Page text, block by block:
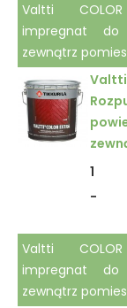
Valtti COLOR
impregnat do
zewnątrz
1
-
Valtti COLOR
impregnat do
zewnątrz